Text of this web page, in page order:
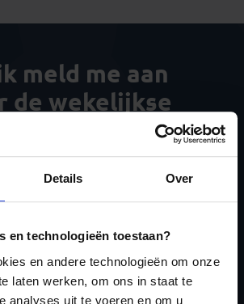
Details Over
en technologieën toestaan?
en andere technologieën om onze
laten werken, om ons in staat te
analyses uit te voeren en om u
meld me aan
de wekelijkse